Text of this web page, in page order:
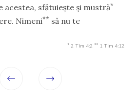
acestea, sfătuieşte şi mustră*
Nimeni** să nu te
* 2 Tim 4:2 ** 1 Tim 4:12